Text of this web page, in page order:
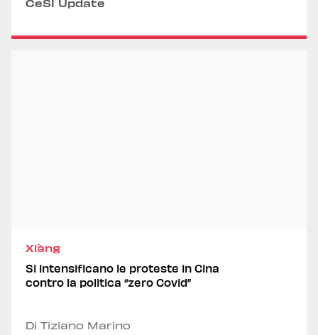
CeSI Update
Xiàng
Si intensificano le proteste in Cina
contro la politica “zero Covid”
Di Tiziano Marino